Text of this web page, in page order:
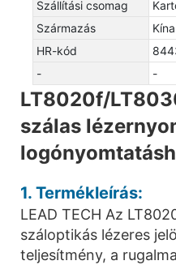
Szállítási csomag
Származás
Kína
HR-kód
-
-
LT8020f/
szálas
1. Termékleírás:
LEAD TECH Az
száloptikás lézeres
teljesítmény, a